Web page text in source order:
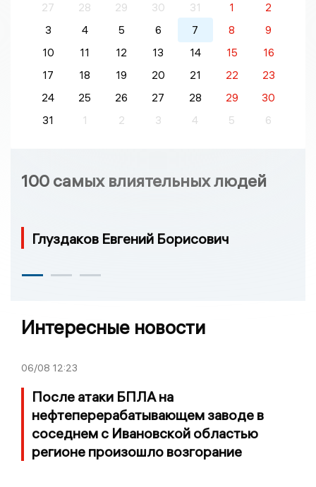
27
28 29 30 31 1
2
3
4 5 6 7 8
9
10
11 12 13 14 15
16
17
18 19 20 21 22
23
24
25 26 27 28 29
30
31
1 2 3 4 5 6
100 самых влиятельных людей
Глуздаков Евгений Борисович
Интересные новости
06/08 12:23
После атаки БПЛА на
нефтеперерабатывающем заводе в
соседнем с Ивановской областью
регионе произошло возгорание